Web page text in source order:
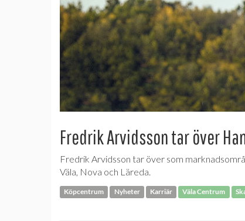
Fredrik Arvidsson tar över
Fredrik Arvidsson tar över som
Väla, Nova och Läreda.
Köpcentrum Nyheter Karriär Väla Centrum